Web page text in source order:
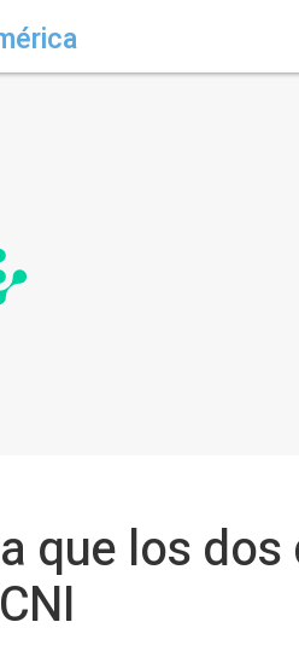
que los